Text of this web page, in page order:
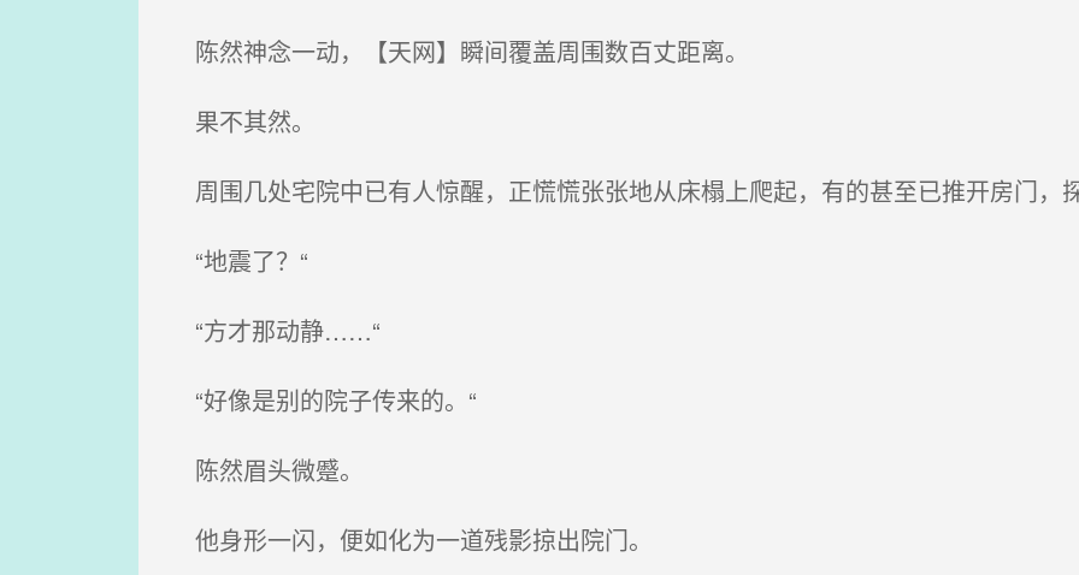
陈然神念一动，【天网】瞬间覆盖周围数百丈距离。
果不其然。
周围几处宅院中已有人惊醒，正慌慌张张地从床榻上爬起，有的甚至已推开房门，
“地震了？“
“方才那动静……“
“好像是别的院子传来的。“
陈然眉头微蹙。
他身形一闪，便如化为一道残影掠出院门。